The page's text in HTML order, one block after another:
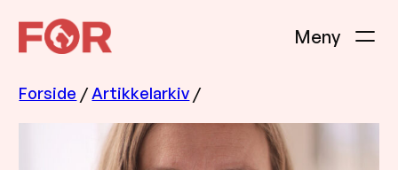
Hopp
til
Forside /Artikkelarkiv /